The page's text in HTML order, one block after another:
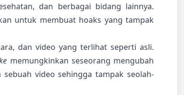
dan berbagai bidang lainnya.
untuk membuat hoaks yang tampak
dan video yang terlihat seperti asli.
memungkinkan seseorang mengubah
video sehingga tampak seolah-